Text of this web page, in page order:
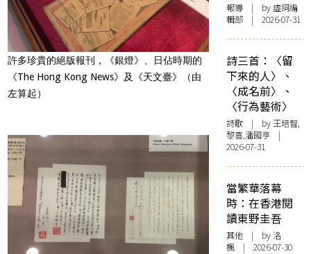
許多珍貴的絕版報刊，《銀燈》、日佔時期的
《The Hong Kong News》及《天文臺》（由
左算起）
報導 | by 虛詞編
輯部 | 2026-07-31
詩三首：〈留
下來的人〉、
〈成名前〉、
〈行為藝術〉
詩歌 | by 王培智,
黎喜,潘國亨 |
2026-07-31
當繁華落幕
時：在香港閱
讀東野圭吾
其他 | by洛
楓 | 2026-07-30